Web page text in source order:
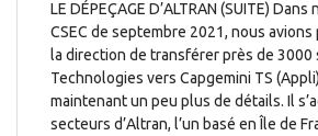
LE DÉPEÇAGE D’ALTRAN (SUITE)
CSEC de septembre 2021, nous
la direction de transférer près de 3000
Technologies vers Capgemini TS
maintenant un peu plus de détails. Il
secteurs d’Altran, l’un basé en Île de